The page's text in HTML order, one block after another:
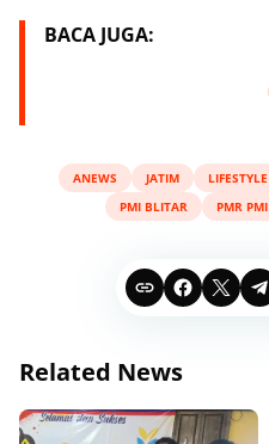
BACA JUGA:
ANEWS JATIM LIFESTYLE
PMI BLITAR
PMR PMI
Related News